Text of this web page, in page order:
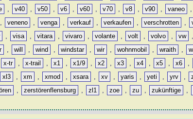
, v40 , v50 , v6 , v60 , v70 , v8 , v90 , vaneo ,
, veneno , venga , verkauf , verkaufen , verschrotten ,
, visa , vitara , vivaro , volante , volt , volvo , vw ,
, will , wind , windstar , wir , wohnmobil , wraith ,
x-tr , x-trail , x1 , x1/9 , x2 , x3 , x4 , x5 , x6 ,
xl3 , xm , xmod , xsara , xv , yaris , yeti , yrv ,
, zerstörenflensburg , zl1 , zoe , zu , zukünftige ,